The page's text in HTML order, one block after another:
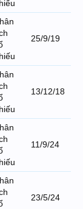
25/9/19
13/12/18
11/9/24
23/5/24